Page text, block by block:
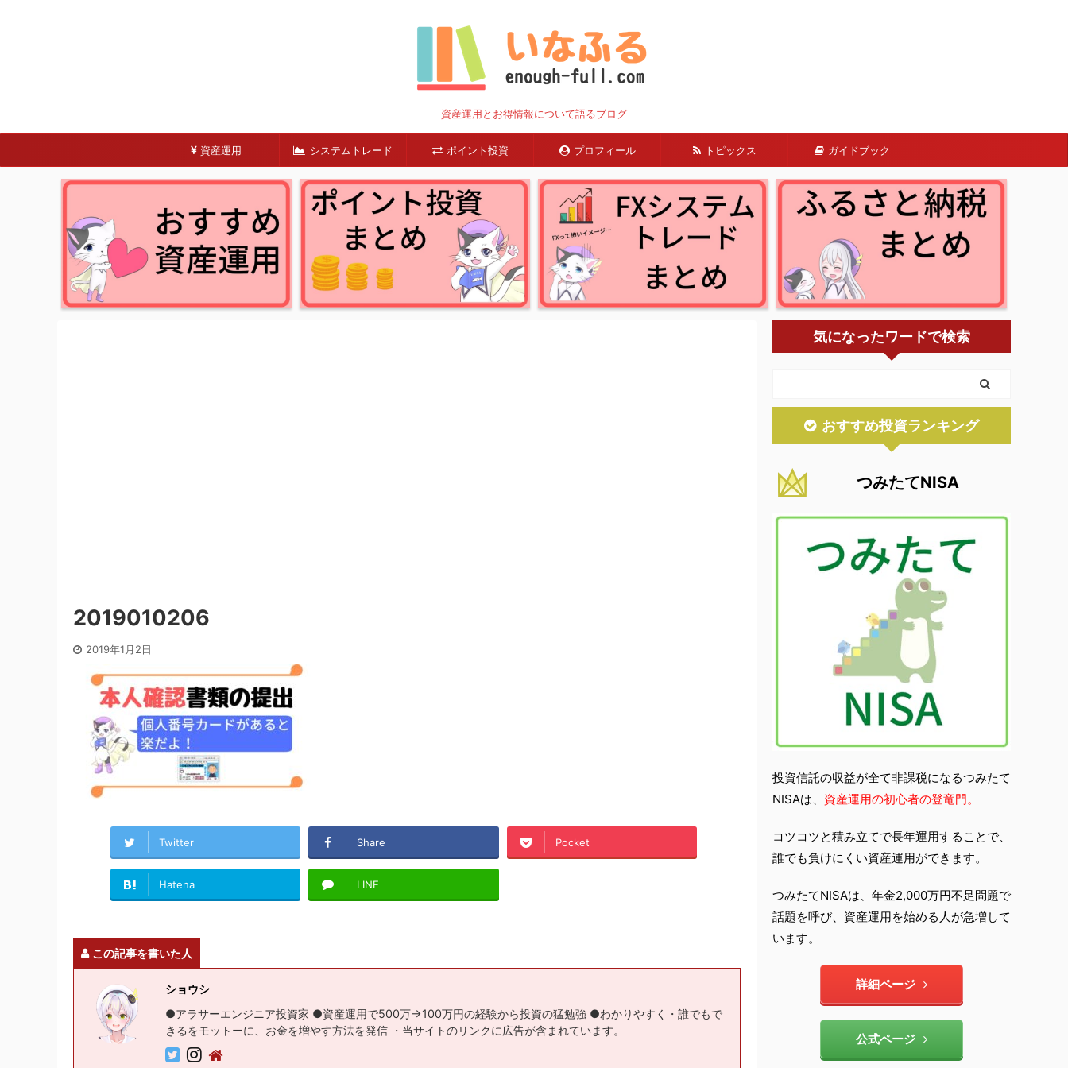
資産運用とお得情報について語るブログ
資産運用 システムトレード ポイント投資 プロフィール トピックス ガイドブック
2019010206
2019年1月2日
Twitter Share Pocket
Hatena LINE
この記事を書いた人
ショウシ
●アラサーエンジニア投資家 ●資産運用で500万→100万円の経験から投資の猛勉強 ●わかりやすく・誰でもで
きるをモットーに、お金を増やす方法を発信 ・当サイトのリンクに広告が含まれています。
気になったワードで検索
おすすめ投資ランキング
つみたてNISA
投資信託の収益が全て非課税になるつみたて
NISAは、 資産運用の初心者の登竜門。
コツコツと積み立てで長年運用することで、
誰でも負けにくい資産運用ができます。
つみたてNISAは、年金2,000万円不足問題で
話題を呼び、資産運用を始める人が急増して
います。
詳細ページ
公式ページ